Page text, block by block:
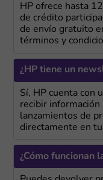
HP ofrece hasta
de crédito
de envío gratuito
términos y
¿HP tiene un
Sí, HP cuenta con
recibir
lanzamientos de
directamente en
¿Cómo funcionan